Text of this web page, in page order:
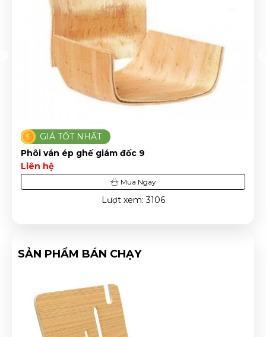
GIÁ TỐT NHẤT
Phôi ván ép ghế giám đốc 9
Liên hệ
Mua Ngay
Lượt xem: 3106
SẢN PHẨM BÁN CHẠY